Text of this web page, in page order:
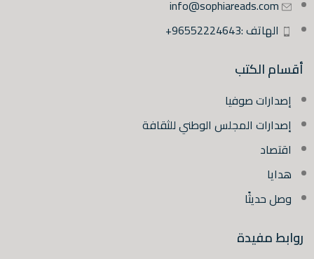
info@sophiareads.com
الهاتف :96552224643+
أقسام الكتب
إصدارات صوفيا
إصدارات المجلس الوطني للثقافة
اقتصاد
هدايا
وصل حديثًا
روابط مفيدة